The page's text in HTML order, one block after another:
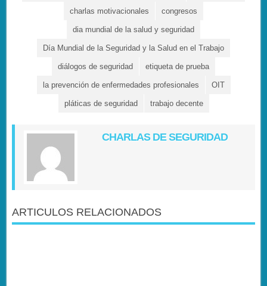
charlas motivacionales congresos
dia mundial de la salud y seguridad
Día Mundial de la Seguridad y la Salud en el Trabajo
diálogos de seguridad etiqueta de prueba
la prevención de enfermedades profesionales OIT
pláticas de seguridad trabajo decente
CHARLAS DE SEGURIDAD
ARTICULOS RELACIONADOS